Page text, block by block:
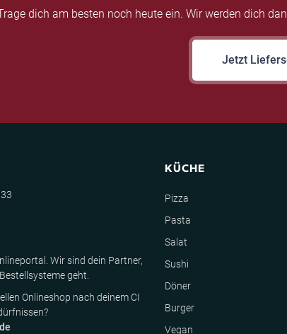
dich am besten noch heute ein. Wir werden dich
Jetzt
Wir sind dein Partner,
geht.
Onlineshop nach deinem CI
KÜCHE
Pizza
Pasta
Salat
Sushi
Döner
Burger
Vegan